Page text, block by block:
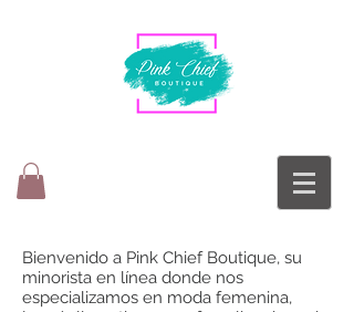
Bienvenido a Pink Chief Boutique, su
minorista en línea donde nos
especializamos en moda femenina,